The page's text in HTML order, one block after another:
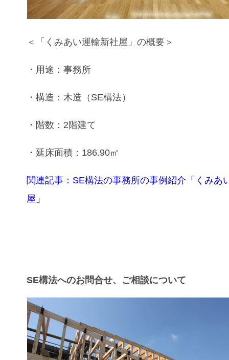
＜「くみあい運輸新社屋」の概要＞
・用途：事務所
・構造：木造（SE構法）
・階数：2階建て
・延床面積：186.90㎡
関連記事：SE構法の事務所の事例紹介「くみあ
屋」
SE構法へのお問合せ、ご相談について